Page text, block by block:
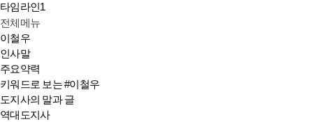
타임라인1
전체메뉴
이철우
인사말
주요약력
키워드로 보는 #이철우
도지사의 말과 글
역대도지사